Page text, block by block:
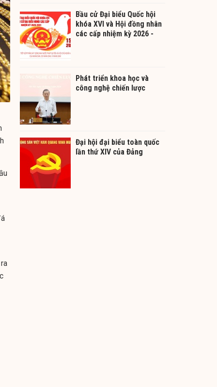
Bầu cử Đại biểu Quốc hội
khóa XVI và Hội đồng nhân
các cấp nhiệm kỳ 2026 -
Phát triển khoa học và
công nghệ chiến lược
Đại hội đại biểu toàn quốc
lần thứ XIV của Đảng